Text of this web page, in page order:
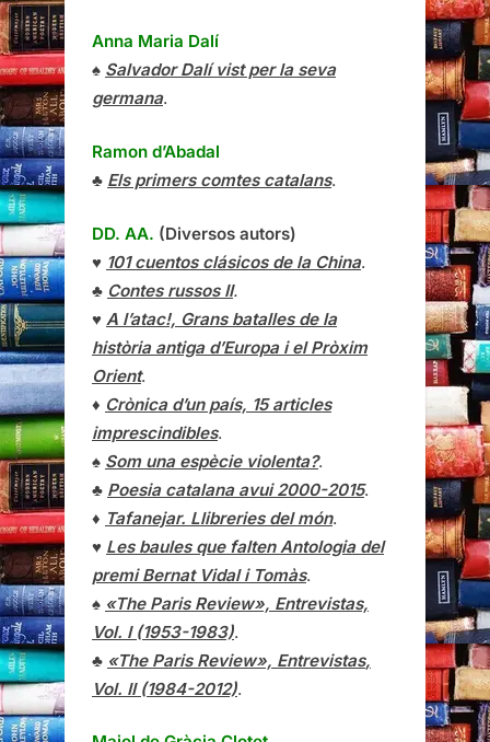
Anna Maria Dalí
♠ Salvador Dalí vist per la seva
germana.
Ramon d’Abadal
♣ Els primers comtes catalans.
DD. AA. (Diversos autors)
♥ 101 cuentos clásicos de la China.
♣ Contes russos II.
♥ A l’atac!, Grans batalles de la
història antiga d’Europa i el Pròxim
Orient.
♦ Crònica d’un país, 15 articles
imprescindibles.
♠ Som una espècie violenta?.
♣ Poesia catalana avui 2000-2015.
♦ Tafanejar. Llibreries del món.
♥ Les baules que falten Antologia del
premi Bernat Vidal i Tomàs.
♠ «The Paris Review», Entrevistas,
Vol. I (1953-1983).
♣ «The Paris Review», Entrevistas,
Vol. II (1984-2012).